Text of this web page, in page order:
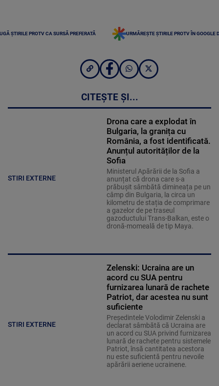
ȘTIRILE PROTV CA SURSĂ PREFERATĂ URMĂREȘTE ȘTIRILE PROTV ÎN GOOGLE
CITEȘTE ȘI...
STIRI EXTERNE
Drona care a explodat în
Bulgaria, la granița cu
România, a fost identificată.
Anunțul autorităților de la
Sofia
Ministerul Apărării de la Sofia a
anunțat că drona care s-a
prăbușit sâmbătă dimineața pe un
câmp din Bulgaria, la circa un
kilometru de stația de comprimare
a gazelor de pe traseul
gazoductului Trans-Balkan, este o
dronă-momeală de tip Maya.
STIRI EXTERNE
Zelenski: Ucraina are un
acord cu SUA pentru
furnizarea lunară de rachete
Patriot, dar acestea nu sunt
suficiente
Preşedintele Volodimir Zelenski a
declarat sâmbătă că Ucraina are
un acord cu SUA privind furnizarea
lunară de rachete pentru sistemele
Patriot, însă cantitatea acestora
nu este suficientă pentru nevoile
apărării aeriene ucrainene.